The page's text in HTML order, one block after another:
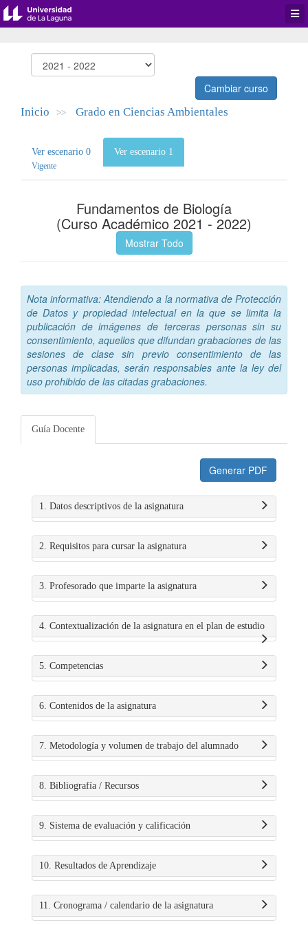
Cambiar curso
Inicio >> Grado en Ciencias Ambientales
Ver escenario 0
Vigente
Ver escenario 1
Fundamentos de Biología
(Curso Académico 2021 - 2022)
Mostrar Todo
Nota informativa: Atendiendo a la normativa de Protección
de Datos y propiedad intelectual en la que se limita la
publicación de imágenes de terceras personas sin su
consentimiento, aquellos que difundan grabaciones de las
sesiones de clase sin previo consentimiento de las
personas implicadas, serán responsables ante la ley del
uso prohibido de las citadas grabaciones.
Guía Docente
Generar PDF
1. Datos descriptivos de la asignatura
2. Requisitos para cursar la asignatura
3. Profesorado que imparte la asignatura
4. Contextualización de la asignatura en el plan de estudio
5. Competencias
6. Contenidos de la asignatura
7. Metodología y volumen de trabajo del alumnado
8. Bibliografía / Recursos
9. Sistema de evaluación y calificación
10. Resultados de Aprendizaje
11. Cronograma / calendario de la asignatura